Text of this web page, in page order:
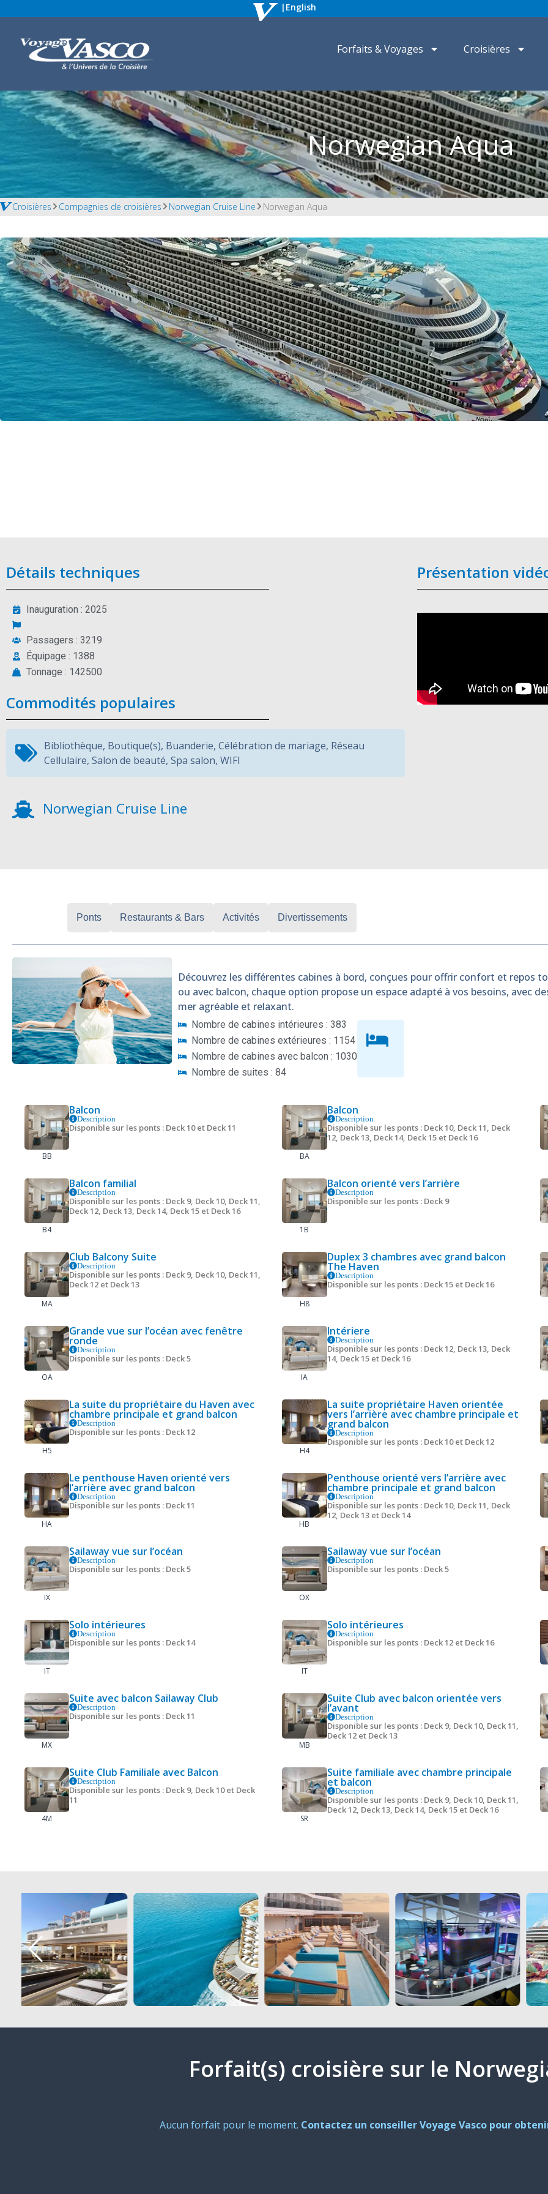
| English
Forfaits & Voyages Croisières
Norwegian Aqua
Croisières Compagnies de croisières Norwegian Cruise Line Norwegian Aqua
Détails techniques
Inauguration : 2025
Passagers : 3219
Équipage : 1388
Tonnage : 142500
Commodités populaires
Bibliothèque, Boutique(s), Buanderie, Célébration de mariage, Réseau
Cellulaire, Salon de beauté, Spa salon, WIFI
Norwegian Cruise Line
Présentation
Ponts Restaurants & Bars Activités Divertissements
Découvrez les différentes cabines à bord, conçues pour offrir confort et repos
ou avec balcon, chaque option propose un espace adapté à vos besoins, avec
mer agréable et relaxant.
Nombre de cabines intérieures : 383
Nombre de cabines extérieures : 1154
Nombre de cabines avec balcon : 1030
Nombre de suites : 84
BB
Balcon
Description
Disponible sur les ponts : Deck 10 et Deck 11
BA
Balcon
Description
Disponible sur les ponts : Deck 10, Deck 11, Deck
12, Deck 13, Deck 14, Deck 15 et Deck 16
B4
Balcon familial
Description
Disponible sur les ponts : Deck 9, Deck 10, Deck 11,
Deck 12, Deck 13, Deck 14, Deck 15 et Deck 16
1B
Balcon orienté vers l’arrière
Description
Disponible sur les ponts : Deck 9
MA
Club Balcony Suite
Description
Disponible sur les ponts : Deck 9, Deck 10, Deck 11,
Deck 12 et Deck 13
H8
Duplex 3 chambres avec grand balcon
The Haven
Description
Disponible sur les ponts : Deck 15 et Deck 16
OA
Grande vue sur l’océan avec fenêtre
ronde
Description
Disponible sur les ponts : Deck 5
IA
Intériere
Description
Disponible sur les ponts : Deck 12, Deck 13, Deck
14, Deck 15 et Deck 16
H5
La suite du propriétaire du Haven avec
chambre principale et grand balcon
Description
Disponible sur les ponts : Deck 12
H4
La suite propriétaire Haven orientée
vers l’arrière avec chambre principale et
grand balcon
Description
Disponible sur les ponts : Deck 10 et Deck 12
HA
Le penthouse Haven orienté vers
l’arrière avec grand balcon
Description
Disponible sur les ponts : Deck 11
HB
Penthouse orienté vers l’arrière avec
chambre principale et grand balcon
Description
Disponible sur les ponts : Deck 10, Deck 11, Deck
12, Deck 13 et Deck 14
IX
Sailaway vue sur l’océan
Description
Disponible sur les ponts : Deck 5
OX
Sailaway vue sur l’océan
Description
Disponible sur les ponts : Deck 5
IT
Solo intérieures
Description
Disponible sur les ponts : Deck 14
IT
Solo intérieures
Description
Disponible sur les ponts : Deck 12 et Deck 16
MX
Suite avec balcon Sailaway Club
Description
Disponible sur les ponts : Deck 11
MB
Suite Club avec balcon orientée vers
l’avant
Description
Disponible sur les ponts : Deck 9, Deck 10, Deck 11,
Deck 12 et Deck 13
4M
Suite Club Familiale avec Balcon
Description
Disponible sur les ponts : Deck 9, Deck 10 et Deck
11
SR
Suite familiale avec chambre principale
et balcon
Description
Disponible sur les ponts : Deck 9, Deck 10, Deck 11,
Deck 12, Deck 13, Deck 14, Deck 15 et Deck 16
Forfait(s) croisière sur le
Aucun forfait pour le moment. Contactez un conseiller Voyage Vasco pour